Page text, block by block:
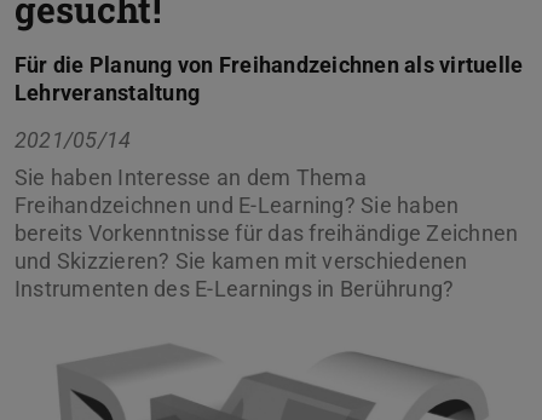
Für die Planung von Freihandzeichnen als virtuelle
Lehrveranstaltung
2021/05/14
Sie haben Interesse an dem Thema
Freihandzeichnen und E-Learning? Sie haben
bereits Vorkenntnisse für das freihändige Zeichnen
und Skizzieren? Sie kamen mit verschiedenen
Instrumenten des E-Learnings in Berührung?